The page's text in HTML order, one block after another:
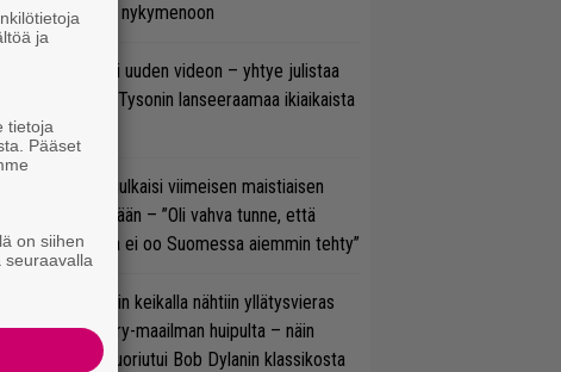
tiukasti kantaa nykymenoon
Anthrax julkaisi uuden videon – yhtye julistaa
biisillään Mike Tysonin lanseeraamaa ikiaikaista
viisautta
Marko Annala julkaisi viimeisen maistiaisen
soolodebyytiltään – ”Oli vahva tunne, että
tällaista musaa ei oo Suomessa aiemmin tehty”
Guns N’ Rosesin keikalla nähtiin yllätysvieras
suoraan country-maailman huipulta – näin
kokoonpano suoriutui Bob Dylanin klassikosta
ja
tietoja
Pääset
on siihen
seuraavalla